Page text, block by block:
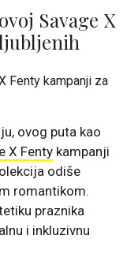
Savage X
ovog puta kao
X Fenty kampanji
odiše
romantikom.
praznika
i inkluzivnu